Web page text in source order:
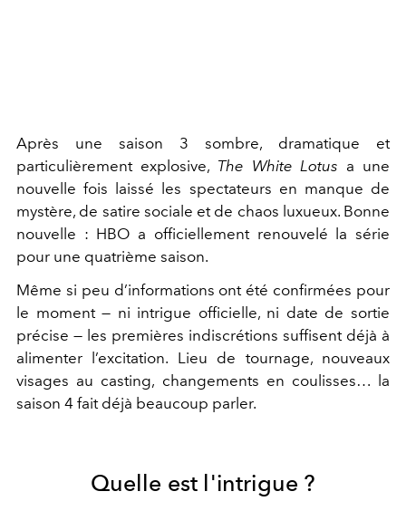
Après une saison 3 sombre, dramatique et
particulièrement explosive, The White Lotus a une
nouvelle fois laissé les spectateurs en manque de
mystère, de satire sociale et de chaos luxueux. Bonne
nouvelle : HBO a officiellement renouvelé la série
pour une quatrième saison.
Même si peu d’informations ont été confirmées pour
le moment — ni intrigue officielle, ni date de sortie
précise — les premières indiscrétions suffisent déjà à
alimenter l’excitation. Lieu de tournage, nouveaux
visages au casting, changements en coulisses… la
saison 4 fait déjà beaucoup parler.
Quelle est l'intrigue ?